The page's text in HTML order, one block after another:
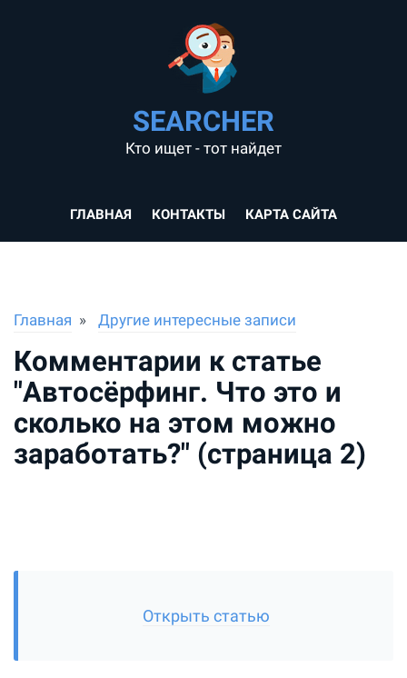
SEARCHER
Кто ищет - тот найдет
ГЛАВНАЯ КОНТАКТЫ КАРТА САЙТА
Главная Другие интересные записи
Комментарии к статье
"Автосёрфинг. Что это и
сколько на этом можно
заработать?" (страница 2)
Открыть статью